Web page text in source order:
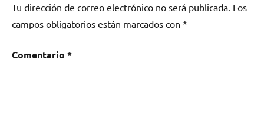
groove
metal,
Tu dirección de correo electrónico no será publicada. Los
campos obligatorios están marcados con *
Comentario *